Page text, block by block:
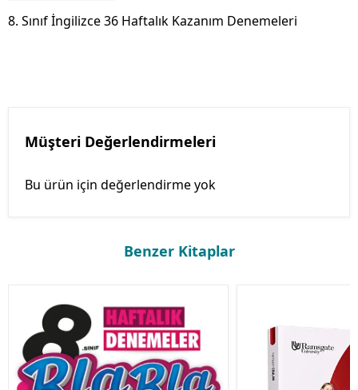
8. Sınıf İngilizce 36 Haftalık Kazanım Denemeleri
Müşteri Değerlendirmeleri
Bu ürün için değerlendirme yok
Benzer Kitaplar